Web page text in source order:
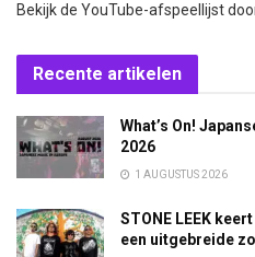
Bekijk de YouTube-afspeellijst
Recente artikelen
What’s On!
2026
1 AUGUSTUS 2026
STONE LEEK
een uitgebreide